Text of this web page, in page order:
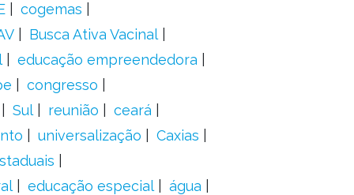
cogemas
Busca Ativa Vacinal
educação empreendedora
congresso
Sul reunião
ceará
universalização
Caxias
educação especial
água